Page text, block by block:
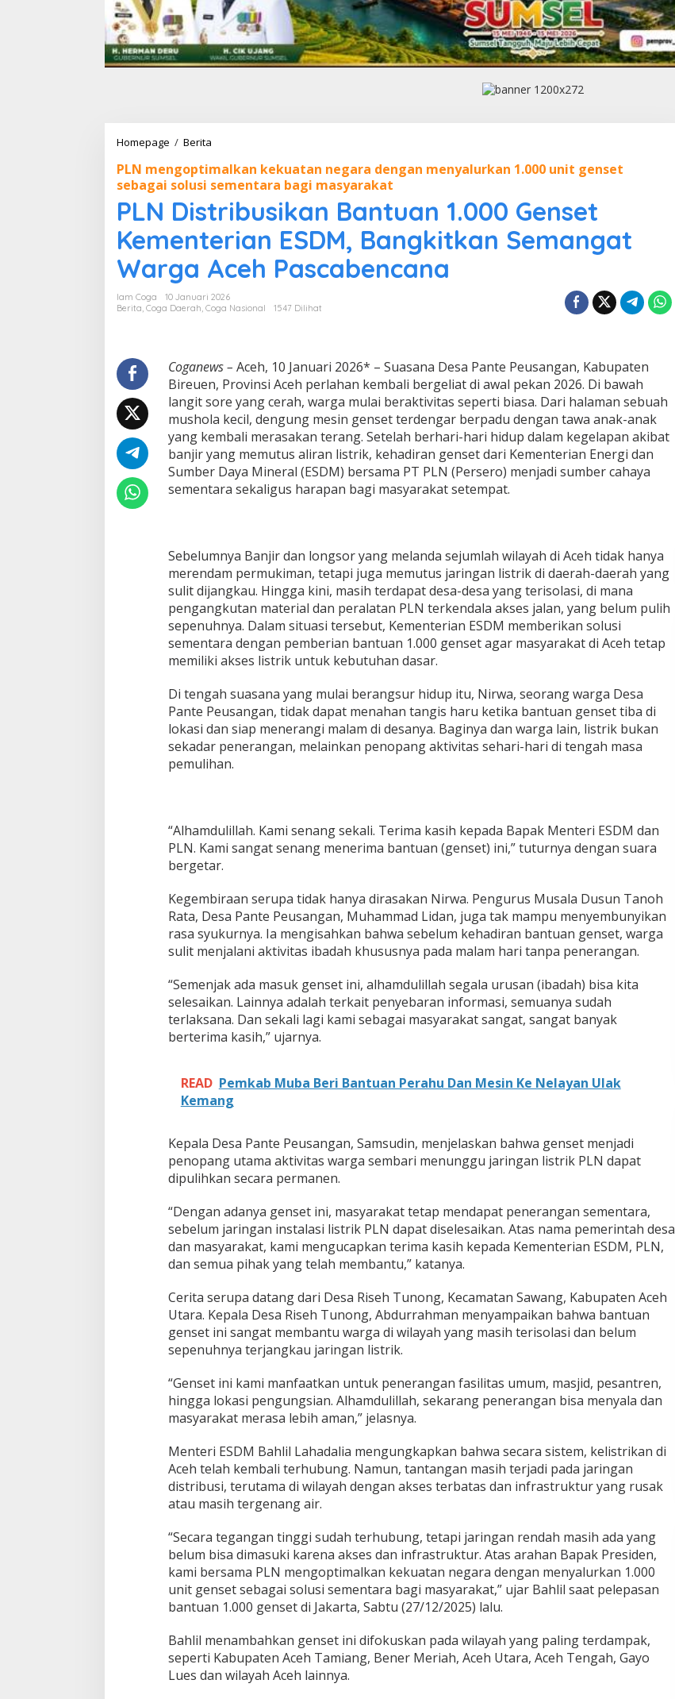
Homepage / Berita
N
D
s
r
b
s
i
B
a
n
t
u
a
n
1
.
e
n
s
e
t
K
e
m
t
e
r
i
n
M
,
B
a
g
k
i
t
k
n
S
e
m
a
a
t
r
g
A
e
h
P
s
a
b
e
n
c
n
a
PLN mengoptimalkan kekuatan negara dengan menyalurkan 1.000 unit genset
sebagai solusi sementara bagi masyarakat
PLN Distribusikan Bantuan 1.000 Genset
Kementerian ESDM, Bangkitkan Semangat
Warga Aceh Pascabencana
Iam Coga
10 Januari 2026
Berita, Coga Daerah, Coga Nasional 1547 Dilihat
Coganews – Aceh, 10 Januari 2026* – Suasana Desa Pante Peusangan, Kabupaten
Bireuen, Provinsi Aceh perlahan kembali bergeliat di awal pekan 2026. Di bawah
langit sore yang cerah, warga mulai beraktivitas seperti biasa. Dari halaman sebuah
mushola kecil, dengung mesin genset terdengar berpadu dengan tawa anak-anak
yang kembali merasakan terang. Setelah berhari-hari hidup dalam kegelapan akibat
banjir yang memutus aliran listrik, kehadiran genset dari Kementerian Energi dan
Sumber Daya Mineral (ESDM) bersama PT PLN (Persero) menjadi sumber cahaya
sementara sekaligus harapan bagi masyarakat setempat.
Sebelumnya Banjir dan longsor yang melanda sejumlah wilayah di Aceh tidak hanya
merendam permukiman, tetapi juga memutus jaringan listrik di daerah-daerah yang
sulit dijangkau. Hingga kini, masih terdapat desa-desa yang terisolasi, di mana
pengangkutan material dan peralatan PLN terkendala akses jalan, yang belum pulih
sepenuhnya. Dalam situasi tersebut, Kementerian ESDM memberikan solusi
sementara dengan pemberian bantuan 1.000 genset agar masyarakat di Aceh tetap
memiliki akses listrik untuk kebutuhan dasar.
Di tengah suasana yang mulai berangsur hidup itu, Nirwa, seorang warga Desa
Pante Peusangan, tidak dapat menahan tangis haru ketika bantuan genset tiba di
lokasi dan siap menerangi malam di desanya. Baginya dan warga lain, listrik bukan
sekadar penerangan, melainkan penopang aktivitas sehari-hari di tengah masa
pemulihan.
“Alhamdulillah. Kami senang sekali. Terima kasih kepada Bapak Menteri ESDM dan
PLN. Kami sangat senang menerima bantuan (genset) ini,” tuturnya dengan suara
bergetar.
Kegembiraan serupa tidak hanya dirasakan Nirwa. Pengurus Musala Dusun Tanoh
Rata, Desa Pante Peusangan, Muhammad Lidan, juga tak mampu menyembunyikan
rasa syukurnya. Ia mengisahkan bahwa sebelum kehadiran bantuan genset, warga
sulit menjalani aktivitas ibadah khususnya pada malam hari tanpa penerangan.
“Semenjak ada masuk genset ini, alhamdulillah segala urusan (ibadah) bisa kita
selesaikan. Lainnya adalah terkait penyebaran informasi, semuanya sudah
terlaksana. Dan sekali lagi kami sebagai masyarakat sangat, sangat banyak
berterima kasih,” ujarnya.
READ Pemkab Muba Beri Bantuan Perahu Dan Mesin Ke Nelayan Ulak
Kemang
Kepala Desa Pante Peusangan, Samsudin, menjelaskan bahwa genset menjadi
penopang utama aktivitas warga sembari menunggu jaringan listrik PLN dapat
dipulihkan secara permanen.
“Dengan adanya genset ini, masyarakat tetap mendapat penerangan sementara,
sebelum jaringan instalasi listrik PLN dapat diselesaikan. Atas nama pemerintah desa
dan masyarakat, kami mengucapkan terima kasih kepada Kementerian ESDM, PLN,
dan semua pihak yang telah membantu,” katanya.
Cerita serupa datang dari Desa Riseh Tunong, Kecamatan Sawang, Kabupaten Aceh
Utara. Kepala Desa Riseh Tunong, Abdurrahman menyampaikan bahwa bantuan
genset ini sangat membantu warga di wilayah yang masih terisolasi dan belum
sepenuhnya terjangkau jaringan listrik.
“Genset ini kami manfaatkan untuk penerangan fasilitas umum, masjid, pesantren,
hingga lokasi pengungsian. Alhamdulillah, sekarang penerangan bisa menyala dan
masyarakat merasa lebih aman,” jelasnya.
Menteri ESDM Bahlil Lahadalia mengungkapkan bahwa secara sistem, kelistrikan di
Aceh telah kembali terhubung. Namun, tantangan masih terjadi pada jaringan
distribusi, terutama di wilayah dengan akses terbatas dan infrastruktur yang rusak
atau masih tergenang air.
“Secara tegangan tinggi sudah terhubung, tetapi jaringan rendah masih ada yang
belum bisa dimasuki karena akses dan infrastruktur. Atas arahan Bapak Presiden,
kami bersama PLN mengoptimalkan kekuatan negara dengan menyalurkan 1.000
unit genset sebagai solusi sementara bagi masyarakat,” ujar Bahlil saat pelepasan
bantuan 1.000 genset di Jakarta, Sabtu (27/12/2025) lalu.
Bahlil menambahkan genset ini difokuskan pada wilayah yang paling terdampak,
seperti Kabupaten Aceh Tamiang, Bener Meriah, Aceh Utara, Aceh Tengah, Gayo
Lues dan wilayah Aceh lainnya.